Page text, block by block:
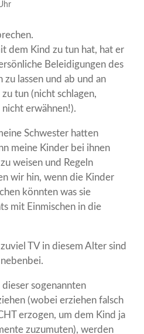
dem Kind zu tun hat, hat er
Beleidigungen des
zu lassen und ab und an
tun (nicht schlagen,
nicht erwähnen!).
Schwester hatten
meine Kinder bei ihnen
weisen und Regeln
wir hin, wenn die Kinder
könnten was sie
mit Einmischen in die
TV in diesem Alter sind
sogenannten
(wobei erziehen falsch
erzogen, um dem Kind ja
zuzumuten), werden